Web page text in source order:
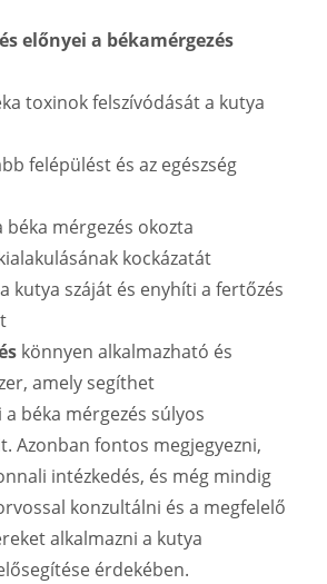
előnyei a békamérgezés
toxinok felszívódását a kutya
felépülést és az egészség
béka mérgezés okozta
kockázatát
kutya száját és enyhíti a fertőzés
könnyen alkalmazható és
amely segíthet
béka mérgezés súlyos
Azonban fontos megjegyezni,
intézkedés, és még mindig
konzultálni és a megfelelő
alkalmazni a kutya
érdekében.